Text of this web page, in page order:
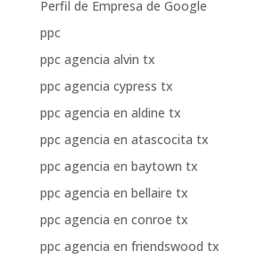
Perfil de Empresa de Google
ppc
ppc agencia alvin tx
ppc agencia cypress tx
ppc agencia en aldine tx
ppc agencia en atascocita tx
ppc agencia en baytown tx
ppc agencia en bellaire tx
ppc agencia en conroe tx
ppc agencia en friendswood tx